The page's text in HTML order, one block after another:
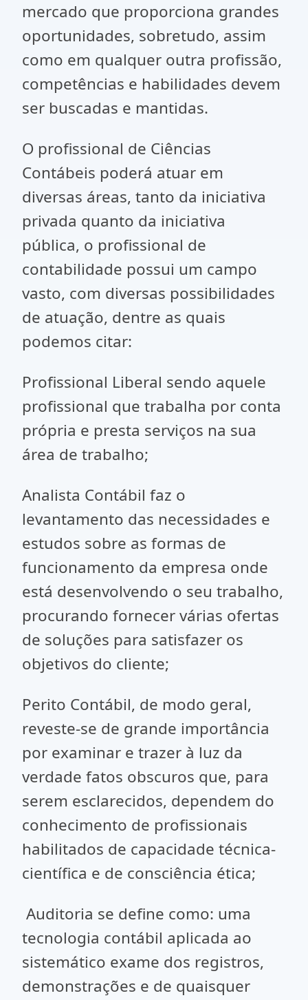
mercado que proporciona grandes
oportunidades, sobretudo, assim
como em qualquer outra profissão,
competências e habilidades devem
ser buscadas e mantidas.
O profissional de Ciências
Contábeis poderá atuar em
diversas áreas, tanto da iniciativa
privada quanto da iniciativa
pública, o profissional de
contabilidade possui um campo
vasto, com diversas possibilidades
de atuação, dentre as quais
podemos citar:
Profissional Liberal sendo aquele
profissional que trabalha por conta
própria e presta serviços na sua
área de trabalho;
Analista Contábil faz o
levantamento das necessidades e
estudos sobre as formas de
funcionamento da empresa onde
está desenvolvendo o seu trabalho,
procurando fornecer várias ofertas
de soluções para satisfazer os
objetivos do cliente;
Perito Contábil, de modo geral,
reveste-se de grande importância
por examinar e trazer à luz da
verdade fatos obscuros que, para
serem esclarecidos, dependem do
conhecimento de profissionais
habilitados de capacidade técnica-
científica e de consciência ética;
Auditoria se define como: uma
tecnologia contábil aplicada ao
sistemático exame dos registros,
demonstrações e de quaisquer